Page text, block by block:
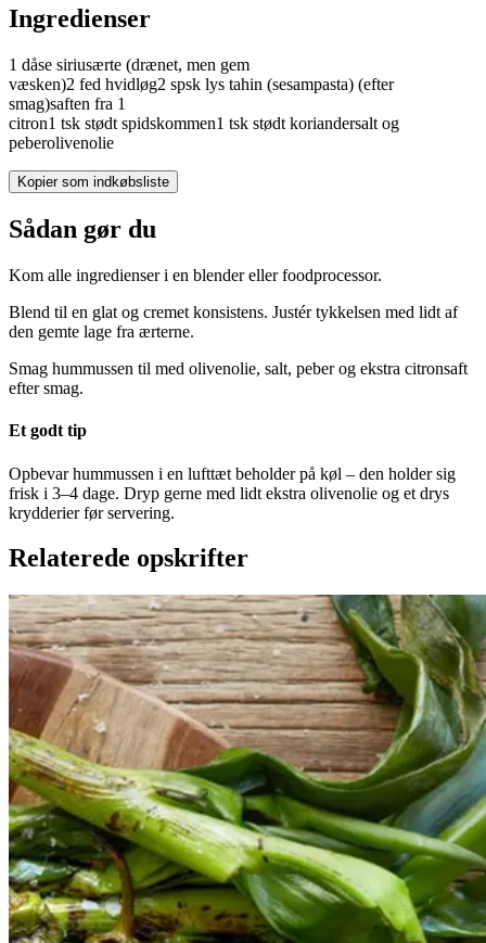
Ingredienser
1 dåse siriusærte (drænet, men gem
væsken)2 fed hvidløg2 spsk lys tahin (sesampasta) (efter
smag)saften fra 1
citron1 tsk stødt spidskommen1 tsk stødt koriandersalt og
peberolivenolie
Kopier som indkøbsliste
Sådan gør du
Kom alle ingredienser i en blender eller foodprocessor.
Blend til en glat og cremet konsistens. Justér tykkelsen med lidt af
den gemte lage fra ærterne.
Smag hummussen til med olivenolie, salt, peber og ekstra citronsaft
efter smag.
Et godt tip
Opbevar hummussen i en lufttæt beholder på køl – den holder sig
frisk i 3–4 dage. Dryp gerne med lidt ekstra olivenolie og et drys
krydderier før servering.
Relaterede opskrifter
CatalanskCatalansk
bønnesalatbønnesala
t medmed
grilledegrillede
grøntsagergrøntsage
r ogog salbitxada-
saucesalbitxada-
sauce